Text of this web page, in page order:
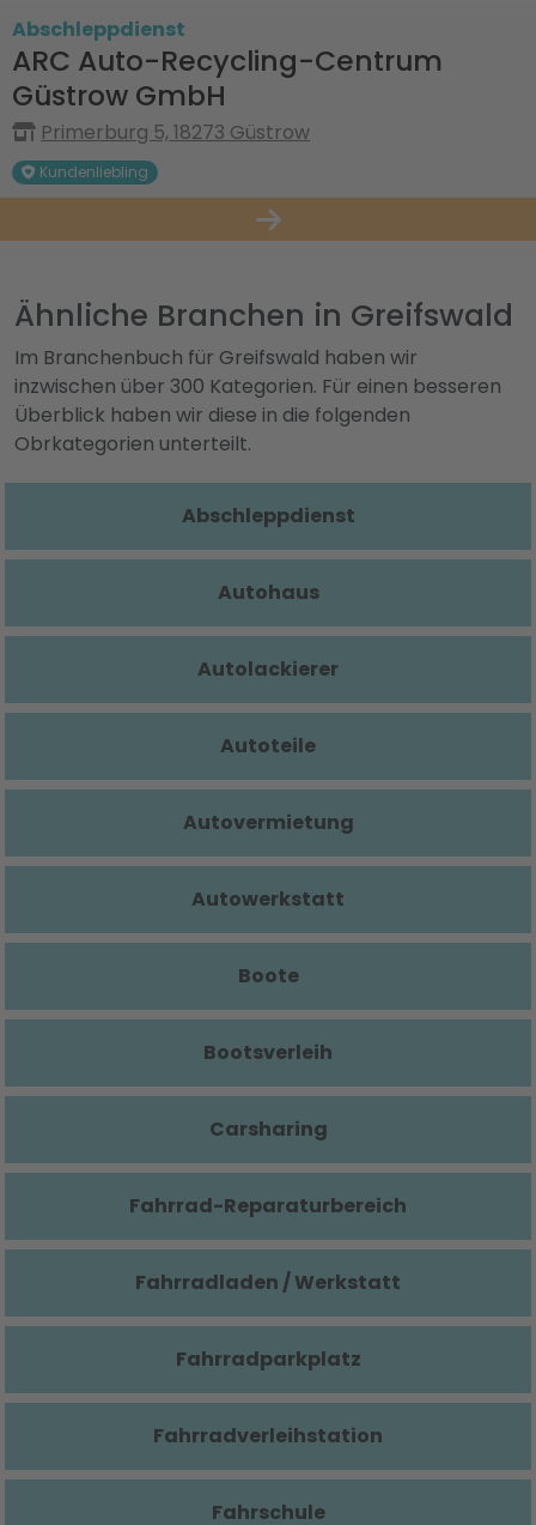
Abschleppdienst
ARC Auto-Recycling-Centrum
Güstrow GmbH
Primerburg 5, 18273 Güstrow
Kundenliebling
Ähnliche Branchen in Greifswald
Im Branchenbuch für Greifswald haben wir
inzwischen über 300 Kategorien. Für einen besseren
Überblick haben wir diese in die folgenden
Obrkategorien unterteilt.
Abschleppdienst
Autohaus
Autolackierer
Autoteile
Autovermietung
Autowerkstatt
Boote
Bootsverleih
Carsharing
Fahrrad-Reparaturbereich
Fahrradladen / Werkstatt
Fahrradparkplatz
Fahrradverleihstation
Fahrschule